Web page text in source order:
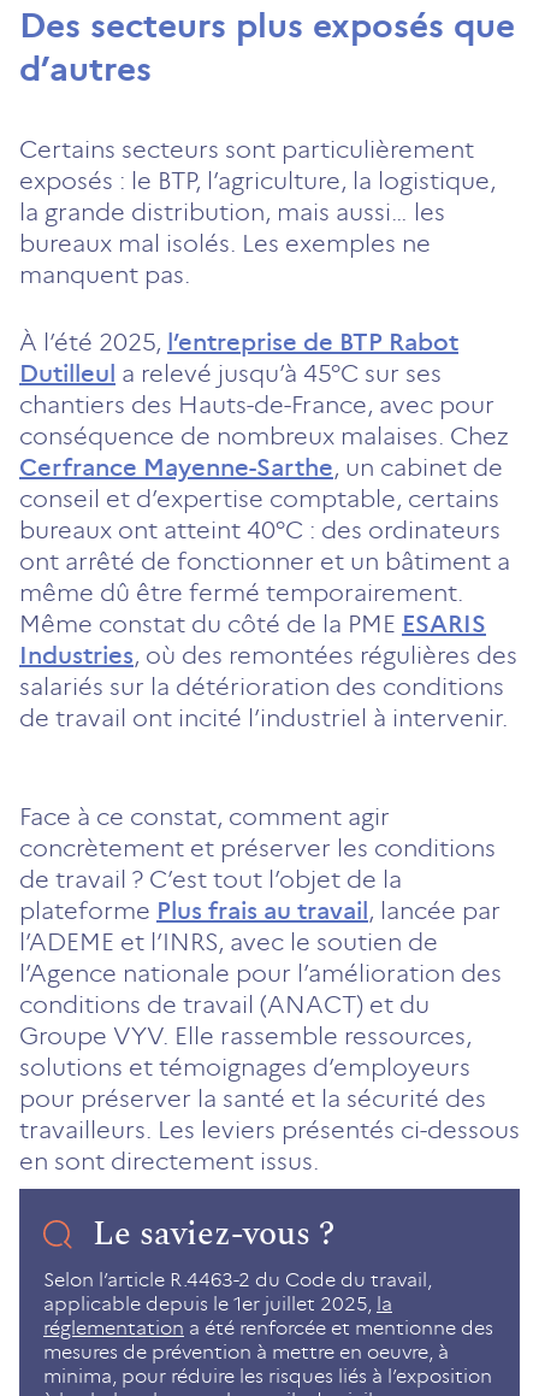
Des secteurs plus exposés que
d’autres
Certains secteurs sont particulièrement
exposés : le BTP, l’agriculture, la logistique,
la grande distribution, mais aussi… les
bureaux mal isolés. Les exemples ne
manquent pas.
À l’été 2025, l’entreprise de BTP Rabot
Dutilleul a relevé jusqu’à 45°C sur ses
chantiers des Hauts-de-France, avec pour
conséquence de nombreux malaises. Chez
Cerfrance Mayenne-Sarthe, un cabinet de
conseil et d’expertise comptable, certains
bureaux ont atteint 40°C : des ordinateurs
ont arrêté de fonctionner et un bâtiment a
même dû être fermé temporairement.
Même constat du côté de la PME ESARIS
Industries, où des remontées régulières des
salariés sur la détérioration des conditions
de travail ont incité l’industriel à intervenir.
Face à ce constat, comment agir
concrètement et préserver les conditions
de travail ? C’est tout l’objet de la
plateforme Plus frais au travail, lancée par
l’ADEME et l’INRS, avec le soutien de
l’Agence nationale pour l’amélioration des
conditions de travail (ANACT) et du
Groupe VYV. Elle rassemble ressources,
solutions et témoignages d’employeurs
pour préserver la santé et la sécurité des
travailleurs. Les leviers présentés ci-dessous
en sont directement issus.
Le saviez-vous ?
Selon l’article R.4463-2 du Code du travail,
applicable depuis le 1er juillet 2025, la
réglementation a été renforcée et mentionne des
mesures de prévention à mettre en oeuvre, à
minima, pour réduire les risques liés à l’exposition